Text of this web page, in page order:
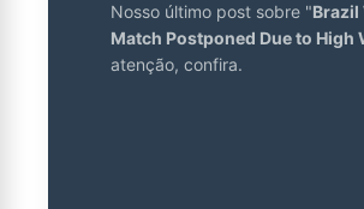
Nosso último post sobre "Brazil
Match Postponed Due to High
atenção, confira.